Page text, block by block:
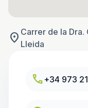
location_on Carrer de la
Lleida
call +34 973